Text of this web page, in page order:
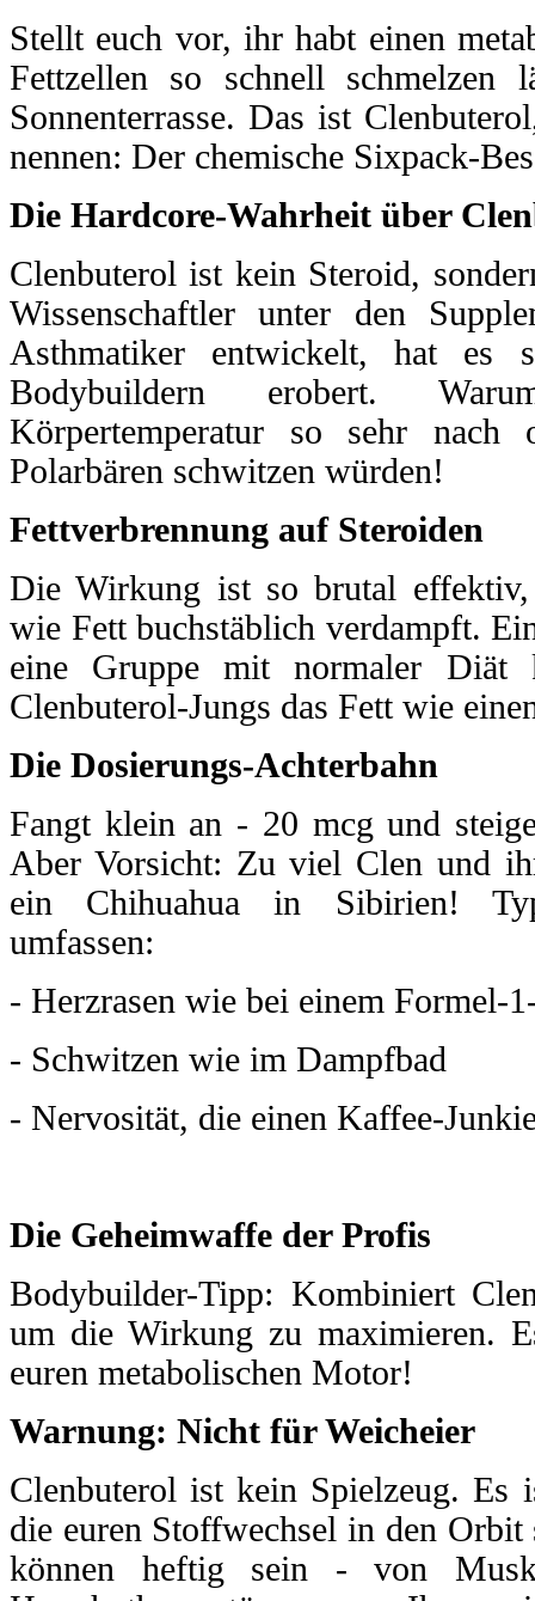
Stellt euch vor, ihr habt einen
Fettzellen so schnell
Sonnenterrasse. Das ist
nennen: Der chemische Sixpack-
Die Hardcore-Wahrheit über
Clenbuterol ist kein Steroid,
Wissenschaftler unter den
Asthmatiker entwickelt, hat es
Bodybuildern erobert.
Körpertemperatur so sehr nach
Polarbären schwitzen würden!
Fettverbrennung auf Steroiden
Die Wirkung ist so brutal
wie Fett buchstäblich verdampft.
eine Gruppe mit normaler Diät
Clenbuterol-Jungs das Fett wie
Die Dosierungs-Achterbahn
Fangt klein an - 20 mcg und
Aber Vorsicht: Zu viel Clen und
ein Chihuahua in Sibirien!
umfassen:
- Herzrasen wie bei einem Formel-
- Schwitzen wie im Dampfbad
- Nervosität, die einen Kaffee-
Die Geheimwaffe der Profis
Bodybuilder-Tipp: Kombiniert
um die Wirkung zu maximieren.
euren metabolischen Motor!
Warnung: Nicht für Weicheier
Clenbuterol ist kein Spielzeug. Es
die euren Stoffwechsel in den
können heftig sein - von